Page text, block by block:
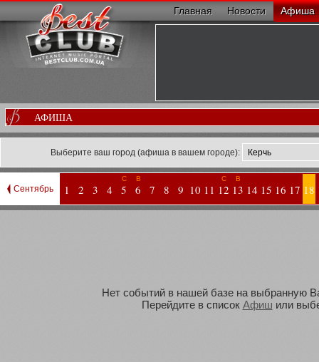
Главная Новости Афиша
АФИША
Выберите ваш город (афиша в вашем городе):
Сентябрь 1 2 3 4
С
5
В
6 7 8 9 10 11
С
12
В
13 14 15 16 17 18
Нет событий в нашей базе на выбранную
Перейдите в список Афиш или